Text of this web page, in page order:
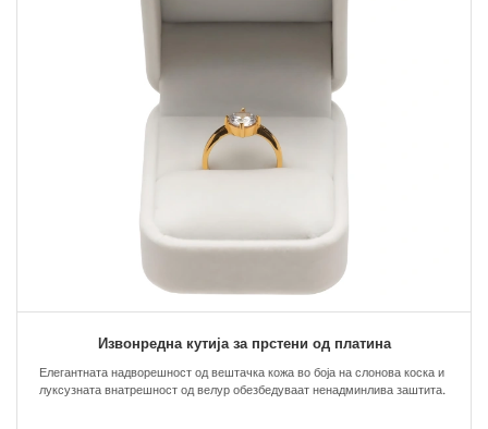
Извонредна кутија за прстени од платина
Елегантната надворешност од вештачка кожа во боја на слонова коска и
луксузната внатрешност од велур обезбедуваат ненадминлива заштита.